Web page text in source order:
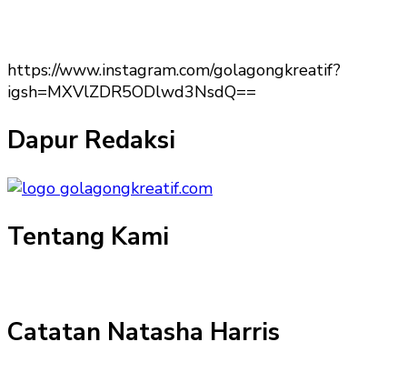
https://www.instagram.com/golagongkreatif?
igsh=MXVlZDR5ODlwd3NsdQ==
Dapur Redaksi
Tentang Kami
Catatan Natasha Harris